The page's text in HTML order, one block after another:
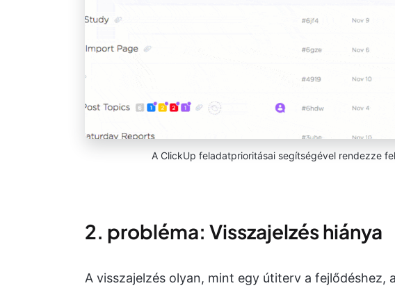
A ClickUp feladatprioritásai segítségével rendezze
2. probléma: Visszajelzés hiánya
A visszajelzés olyan, mint egy útiterv a fejlődéshez,